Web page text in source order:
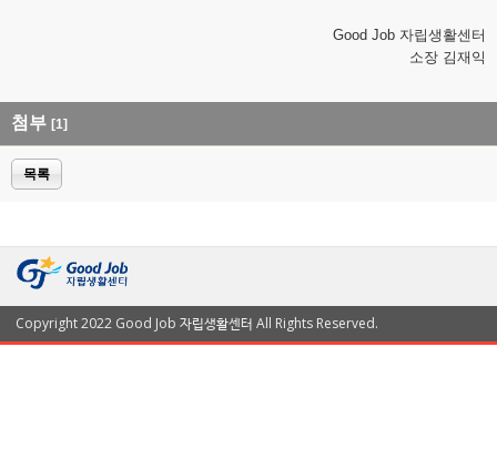
Good Job 자립생활센터
소장 김재익
첨부 [1]
목록
Copyright 2022 Good Job 자립생활센터 All Rights Reserved.